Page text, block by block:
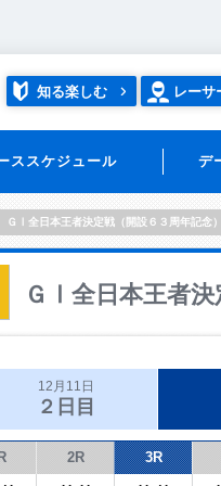
知る楽しむ レーサ
ススケジュール デ
ＧⅠ全日本王者決定戦（開設６３周年記念
ＧⅠ全日本王者決
12月11日
２日目
2R 3R